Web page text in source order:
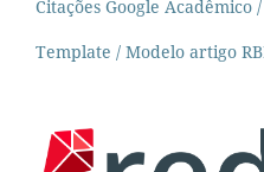
Citações Google Acadêmico
Template / Modelo artigo